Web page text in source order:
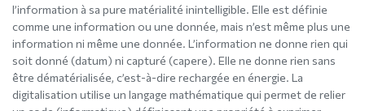
l’information à sa pure matérialité inintelligible. Elle est définie
comme une information ou une donnée, mais n’est même plus une
information ni même une donnée. L’information ne donne rien qui
soit donné (datum) ni capturé (capere). Elle ne donne rien sans
être dématérialisée, c’est-à-dire rechargée en énergie. La
digitalisation utilise un langage mathématique qui permet de relier